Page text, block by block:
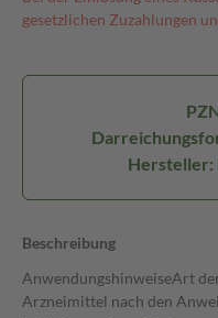
gesetzlichen Zuzahlungen
Hersteller:
Beschreibung
AnwendungshinweiseArt
Arzneimittel nach den